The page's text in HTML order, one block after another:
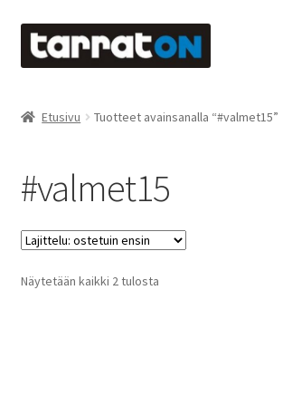
Siirry
navigointiin
Siirry
sisältöön
Laserleikkaus & -kaiverrus
Mainosteippaukset & teippausten poisto
Muovitarrat & tulostetut tarrat
Etusivu Tuotteet avainsanalla “#valmet15”
#valmet15
Näytetään kaikki 2 tulostaSuosituimmat